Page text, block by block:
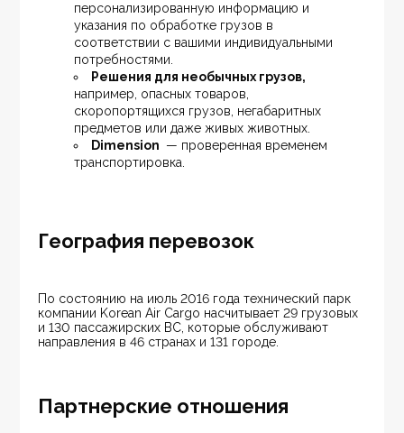
персонализированную информацию и
указания по обработке грузов в
соответствии с вашими индивидуальными
потребностями.
Решения для необычных грузов,
например, опасных товаров,
скоропортящихся грузов, негабаритных
предметов или даже живых животных.
Dimension — проверенная временем
транспортировка.
География перевозок
По состоянию на июль 2016 года технический парк
компании Korean Air Cargo насчитывает 29 грузовых
и 130 пассажирских ВС, которые обслуживают
направления в 46 странах и 131 городе.
Партнерские отношения